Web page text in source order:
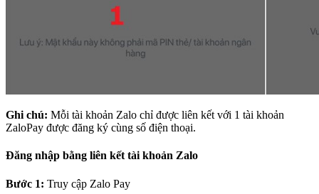
Ghi chú: Mỗi tài khoản Zalo chỉ được liên kết với 1 tài khoản
ZaloPay được đăng ký cùng số điện thoại.
Đăng nhập bằng liên kết tài khoản Zalo
Bước 1: Truy cập Zalo Pay